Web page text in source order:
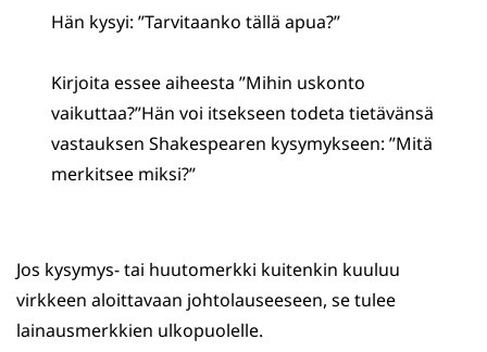
Hän kysyi: ”Tarvitaanko tällä apua?”
Kirjoita essee aiheesta ”Mihin uskonto
vaikuttaa?”Hän voi itsekseen todeta tietävänsä
vastauksen Shakespearen kysymykseen: ”Mitä
merkitsee miksi?”
Jos kysymys- tai huutomerkki kuitenkin kuuluu
virkkeen aloittavaan johtolauseeseen, se tulee
lainausmerkkien ulkopuolelle.